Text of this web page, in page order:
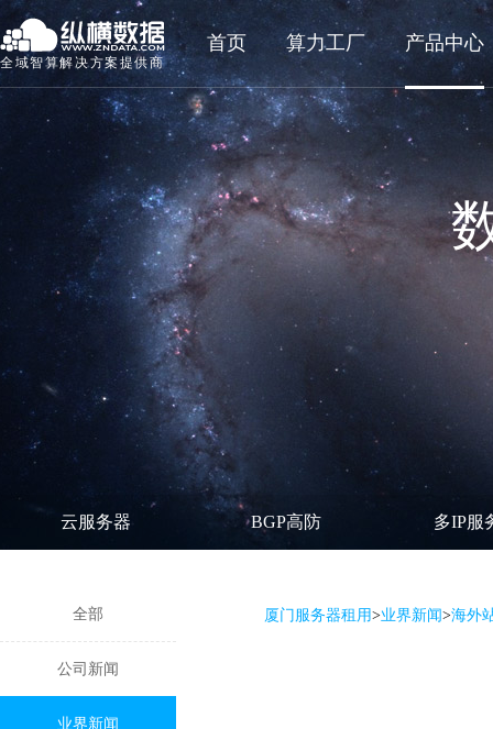
全域智算解决方案提供商
首页 算力工厂 产品中心
云服务器 BGP高防 多IP服
全部
公司新闻
业界新闻
厦门服务器租用>业界新闻>海外